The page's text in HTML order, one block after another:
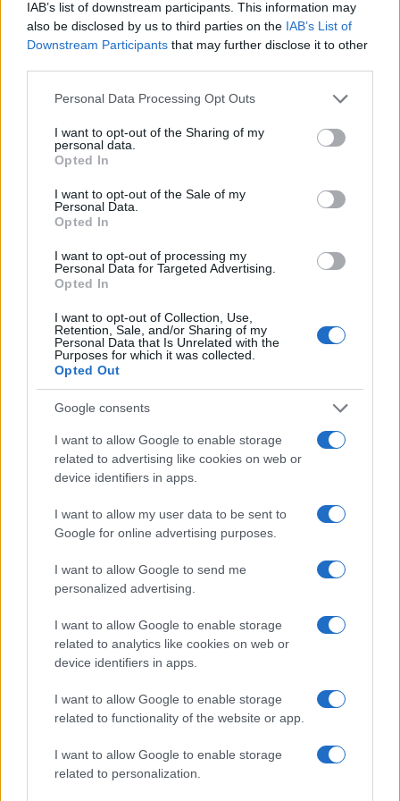
IAB’s list of downstream participants. This information may
also be disclosed by us to third parties on the IAB’s List of
Downstream Participants that may further disclose it to other
Please note that this website/app uses one or more Google
not limited to your visit or usage behaviour. You may click to
grant or deny consent to Google and its third-party tags to
use your data for below specified purposes in below Google
consent section.
Personal Data Processing Opt Outs
I want to opt-out of the Sharing of my
personal data.
Opted In
I want to opt-out of the Sale of my
Personal Data.
Opted In
I want to opt-out of processing my
Personal Data for Targeted Advertising.
Opted In
I want to opt-out of Collection, Use,
Retention, Sale, and/or Sharing of my
Personal Data that Is Unrelated with the
Purposes for which it was collected.
Opted Out
Google consents
I want to allow Google to enable storage
related to advertising like cookies on web or
device identifiers in apps.
I want to allow my user data to be sent to
Google for online advertising purposes.
I want to allow Google to send me
personalized advertising.
I want to allow Google to enable storage
related to analytics like cookies on web or
device identifiers in apps.
I want to allow Google to enable storage
related to functionality of the website or app.
I want to allow Google to enable storage
related to personalization.
Vabljeni, da se udeležite dogodka ter krožite. Vsak
udeleženec dobi tudi topel obrok - pasulj.
Vir: OnkoMan
Opozorilo:Po 297. členu Kazenskega zakonika je
sovraštva, nasilja ali nestrpnosti. Komentarji z žaljivimi,
rasističnimi, diskriminatornimi ali nezakonitimi vsebinami bodo
odstranjeni.
Failed to fetch
Kategorije: Novice Novice
Ključne besede: boj proti raku
grajski park ravne
Več iz kraja Ravne na Koroškem
Freestyle navdušuje s poletno